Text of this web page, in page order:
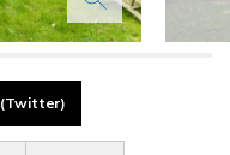
(Twitter)